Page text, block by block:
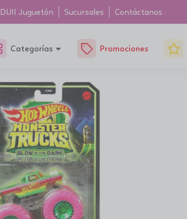
DUII Juguetón Sucursales Contáctanos
Categorías Promociones